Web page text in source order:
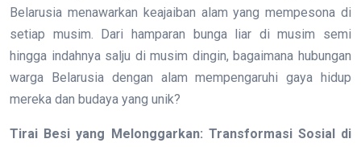
Belarusia menawarkan keajaiban alam yang mempesona di
setiap musim. Dari hamparan bunga liar di musim semi
hingga indahnya salju di musim dingin, bagaimana hubungan
warga Belarusia dengan alam mempengaruhi gaya hidup
mereka dan budaya yang unik?
Tirai Besi yang Melonggarkan: Transformasi Sosial di